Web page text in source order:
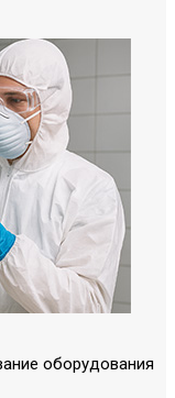
оборудования